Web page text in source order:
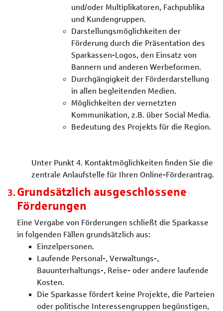
und/oder Multiplikatoren, Fachpublika
und Kundengruppen.
Darstellungsmöglichkeiten der
Förderung durch die Präsentation des
Sparkassen-Logos, den Einsatz von
Bannern und anderen Werbeformen.
Durchgängigkeit der Förderdarstellung
in allen begleitenden Medien.
Möglichkeiten der vernetzten
Kommunikation, z.B. über Social Media.
Bedeutung des Projekts für die Region.
Unter Punkt 4. Kontaktmöglichkeiten finden Sie die
zentrale Anlaufstelle für Ihren Online-Förderantrag.
Grundsätzlich ausgeschlossene
Förderungen
Eine Vergabe von Förderungen schließt die Sparkasse
in folgenden Fällen grundsätzlich aus:
Einzelpersonen.
Laufende Personal-, Verwaltungs-,
Bauunterhaltungs-, Reise- oder andere laufende
Kosten.
Die Sparkasse fördert keine Projekte, die Parteien
oder politische Interessengruppen begünstigen,